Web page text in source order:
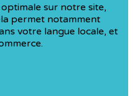
sur notre site,
permet notamment
votre langue locale, et